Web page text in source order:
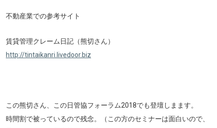
不動産業での参考サイト
賃貸管理クレーム日記（熊切さん）
http://tintaikanri.livedoor.biz
この熊切さん、この日管協フォーラム2018でも登壇しまます。
時間割で被っているので残念。（この方のセミナーは面白いので、